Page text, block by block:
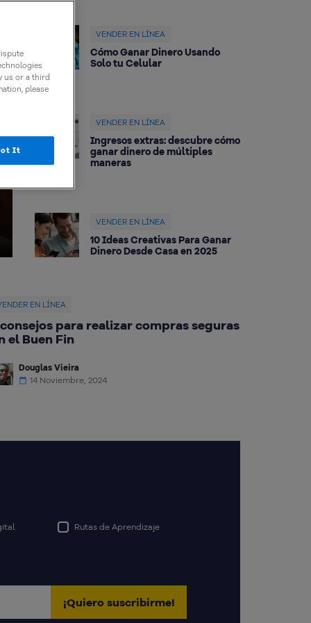
VENDER EN LÍNEA
Cómo Ganar Dinero Usando
Solo tu Celular
VENDER EN LÍNEA
Ingresos extras: descubre cómo
ganar dinero de múltiples
maneras
VENDER EN LÍNEA
10 Ideas Creativas Para Ganar
Dinero Desde Casa en 2025
EN LÍNEA
para realizar compras seguras
el Buen Fin
Douglas Vieira
14 Noviembre, 2024
Rutas de Aprendizaje
¡Quiero suscribirme!
us or a third
please
It